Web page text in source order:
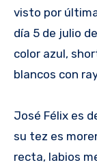
visto por
día 5 de julio
color azul,
blancos con
José Félix es
su tez es
recta, labios